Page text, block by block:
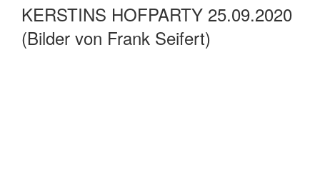
KERSTINS HOFPARTY 25.09.2020
(Bilder von Frank Seifert)